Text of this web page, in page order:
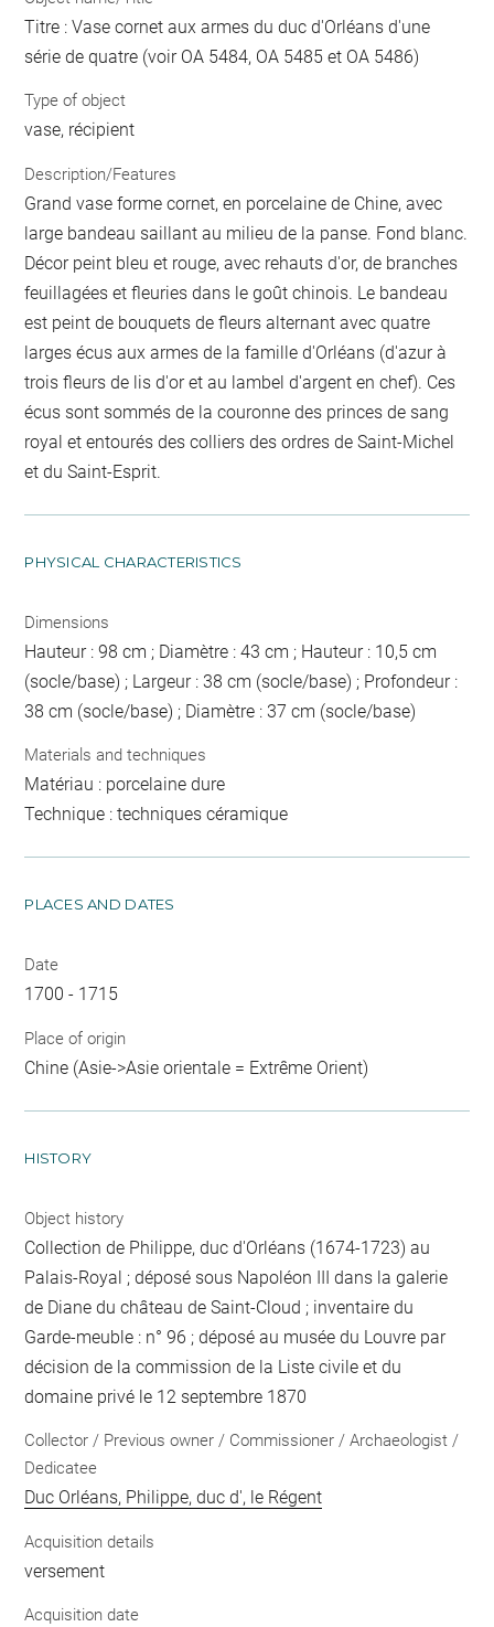
Titre : Vase cornet aux armes du duc d'Orléans d'une
série de quatre (voir OA 5484, OA 5485 et OA 5486)
Type of object
vase, récipient
Description/Features
Grand vase forme cornet, en porcelaine de Chine, avec
large bandeau saillant au milieu de la panse. Fond blanc.
Décor peint bleu et rouge, avec rehauts d'or, de branches
feuillagées et fleuries dans le goût chinois. Le bandeau
est peint de bouquets de fleurs alternant avec quatre
larges écus aux armes de la famille d'Orléans (d'azur à
trois fleurs de lis d'or et au lambel d'argent en chef). Ces
écus sont sommés de la couronne des princes de sang
royal et entourés des colliers des ordres de Saint-Michel
et du Saint-Esprit.
PHYSICAL CHARACTERISTICS
Dimensions
Hauteur : 98 cm ; Diamètre : 43 cm ; Hauteur : 10,5 cm
(socle/base) ; Largeur : 38 cm (socle/base) ; Profondeur :
38 cm (socle/base) ; Diamètre : 37 cm (socle/base)
Materials and techniques
Matériau : porcelaine dure
Technique : techniques céramique
PLACES AND DATES
Date
1700 - 1715
Place of origin
Chine (Asie->Asie orientale = Extrême Orient)
HISTORY
Object history
Collection de Philippe, duc d'Orléans (1674-1723) au
Palais-Royal ; déposé sous Napoléon III dans la galerie
de Diane du château de Saint-Cloud ; inventaire du
Garde-meuble : n° 96 ; déposé au musée du Louvre par
décision de la commission de la Liste civile et du
domaine privé le 12 septembre 1870
Collector / Previous owner / Commissioner / Archaeologist /
Dedicatee
Duc Orléans, Philippe, duc d', le Régent
Acquisition details
versement
Acquisition date